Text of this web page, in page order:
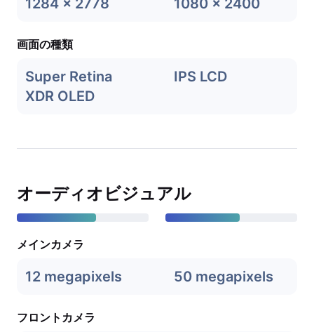
1284 x 2778 1080 x 2400
画面の種類
Super Retina
XDR OLED
IPS LCD
オーディオビジュアル
メインカメラ
12 megapixels 50 megapixels
フロントカメラ